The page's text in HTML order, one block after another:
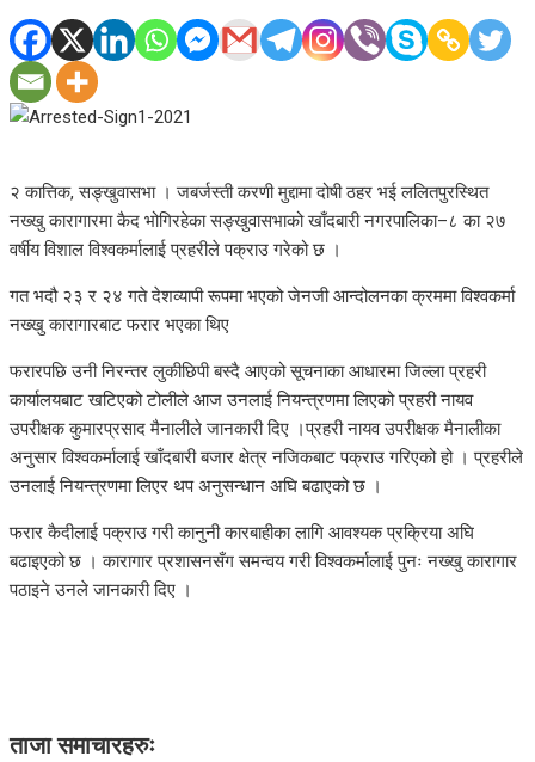
२ कात्तिक, सङ्खुवासभा । जबर्जस्ती करणी मुद्दामा दोषी ठहर भई ललितपुरस्थित
नख्खु कारागारमा कैद भोगिरहेका सङ्खुवासभाको खाँदबारी नगरपालिका–८ का २७
वर्षीय विशाल विश्वकर्मालाई प्रहरीले पक्राउ गरेको छ ।
गत भदौ २३ र २४ गते देशव्यापी रूपमा भएको जेनजी आन्दोलनका क्रममा विश्वकर्मा
नख्खु कारागारबाट फरार भएका थिए
फरारपछि उनी निरन्तर लुकीछिपी बस्दै आएको सूचनाका आधारमा जिल्ला प्रहरी
कार्यालयबाट खटिएको टोलीले आज उनलाई नियन्त्रणमा लिएको प्रहरी नायव
उपरीक्षक कुमारप्रसाद मैनालीले जानकारी दिए ।प्रहरी नायव उपरीक्षक मैनालीका
अनुसार विश्वकर्मालाई खाँदबारी बजार क्षेत्र नजिकबाट पक्राउ गरिएको हो । प्रहरीले
उनलाई नियन्त्रणमा लिएर थप अनुसन्धान अघि बढाएको छ ।
फरार कैदीलाई पक्राउ गरी कानुनी कारबाहीका लागि आवश्यक प्रक्रिया अघि
बढाइएको छ । कारागार प्रशासनसँग समन्वय गरी विश्वकर्मालाई पुनः नख्खु कारागार
पठाइने उनले जानकारी दिए ।
ताजा समाचारहरुः